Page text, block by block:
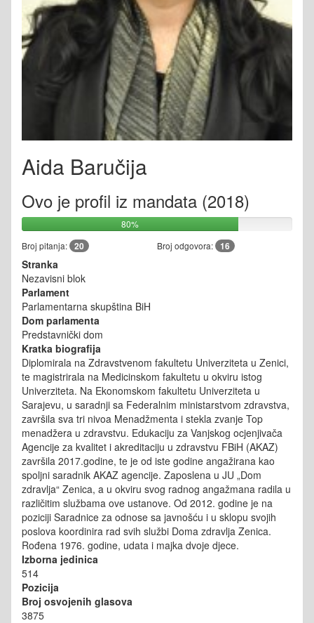
Aida Baručija
Ovo je profil iz mandata (2018)
80%
Broj pitanja: 20 Broj odgovora: 16
Stranka
Nezavisni blok
Parlament
Parlamentarna skupština BiH
Dom parlamenta
Predstavnički dom
Kratka biografija
Diplomirala na Zdravstvenom fakultetu Univerziteta u Zenici,
te magistrirala na Medicinskom fakultetu u okviru istog
Univerziteta. Na Ekonomskom fakultetu Univerziteta u
Sarajevu, u saradnji sa Federalnim ministarstvom zdravstva,
završila sva tri nivoa Menadžmenta i stekla zvanje Top
menadžera u zdravstvu. Edukaciju za Vanjskog ocjenjivača
Agencije za kvalitet i akreditaciju u zdravstvu FBiH (AKAZ)
završila 2017.godine, te je od iste godine angažirana kao
spoljni saradnik AKAZ agencije. Zaposlena u JU „Dom
zdravlja“ Zenica, a u okviru svog radnog angažmana radila u
različitim službama ove ustanove. Od 2012. godine je na
poziciji Saradnice za odnose sa javnošću i u sklopu svojih
poslova koordinira rad svih službi Doma zdravlja Zenica.
Rođena 1976. godine, udata i majka dvoje djece.
Izborna jedinica
514
Pozicija
Broj osvojenih glasova
3875